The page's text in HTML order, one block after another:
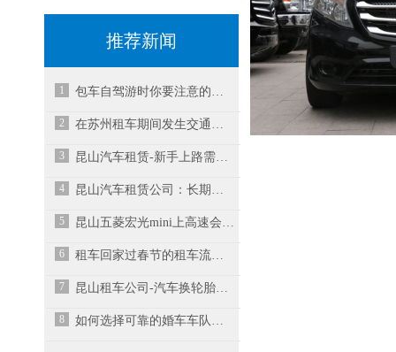
推荐新闻
1 包车自驾游时你要注意的事项有哪些呢？-昆山租车
2 在苏州租车期间发生交通事故要怎么办？
3 昆山汽车租赁-新手上路需要注意哪些？
4 昆山汽车租赁公司：长期租车前留心哪些事情？
5 昆山五菱宏光mini上高速会飘吗？
6 租车回家过春节的租车流程有哪些呢？-昆山租车公司
7 昆山租车公司-汽车换轮胎应注意什么？
8 如何选择可靠的婚车车队呢？-昆山汽车租赁公司